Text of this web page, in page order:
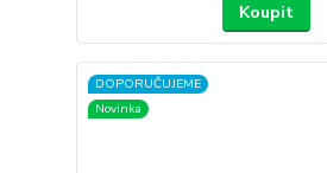
Koupit
DOPORUČUJEME
Novinka